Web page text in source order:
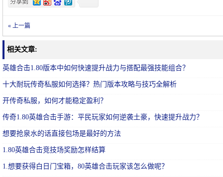
« 上一篇
相关文章:
英雄合击1.80版本中如何快速提升战力与搭配最强技能组合？
十大耐玩传奇私服如何选择？热门版本攻略与技巧全解析
开传奇私服，如何才能稳定盈利？
传奇1.80英雄合击手游：平民玩家如何逆袭土豪，快速提升战力？
想要抢泉水的话直接包场是最好的方法
1.80英雄合击竞技场奖励怎样结算
1.想要获得白日门宝箱，80英雄合击玩家该怎么做呢？